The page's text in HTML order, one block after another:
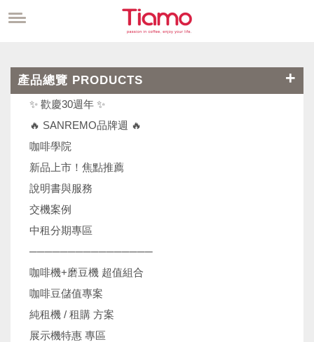
產品總覽 PRODUCTS
✨ 歡慶30週年 ✨
🔥 SANREMO品牌週 🔥
咖啡學院
新品上市！焦點推薦
說明書與服務
交機案例
中租分期專區
────────────────
咖啡機+磨豆機 超值組合
咖啡豆儲值專案
純租機 / 租購 方案
展示機特惠 專區